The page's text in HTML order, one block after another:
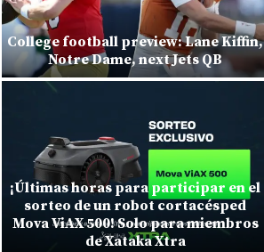
College football preview: Lane Kiffin,
Notre Dame, next Jets QB
¡Últimas horas para participar en el
sorteo de un robot cortacésped
Mova ViAX 500! Solo para miembros
de Xataka Xtra